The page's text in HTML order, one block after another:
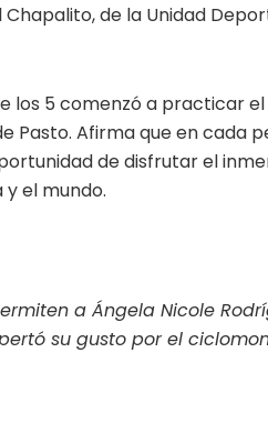
de la Unidad
los 5 comenzó a
Pasto. Afirma que en cada
de disfrutar el
y el mundo.
a Ángela Nicole
su gusto por el